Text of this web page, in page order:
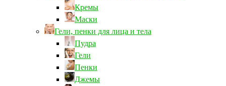
Кремы
Маски
Гели, пенки для лица и тела
Пудра
Гели
Пенки
Джемы